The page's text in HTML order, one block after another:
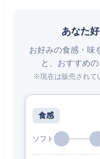
あなた
お好みの食感・味
と、おすすめ
※現在は販売されて
食感
ソフト